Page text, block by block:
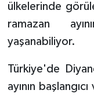
ülkelerinde
ramazan
yaşanabiliyor.
Türkiye'de
ayının
Gaziantep
Giresun
Gümüşhane